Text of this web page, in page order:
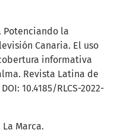
Potenciando la
Canaria. El uso
informativa
Revista Latina de
10.4185/RLCS-2022-
La Marca.